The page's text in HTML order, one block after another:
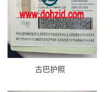
古巴护照